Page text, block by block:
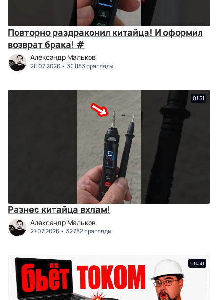
Повторно раздраконил китайца! И оформил
возврат брака! #
Александр Мальков
28.07.2026 30 883 прагляды
01:51
Разнес китайца вхлам!
Александр Мальков
27.07.2026 32 782 прагляды
08:50